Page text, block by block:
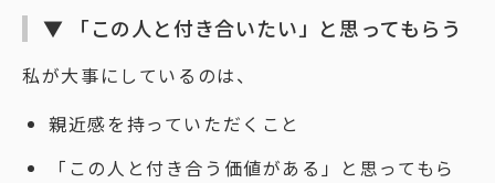
▼ 「この人と付き合いたい」と思ってもらう
私が大事にしているのは、
親近感を持っていただくこと
「この人と付き合う価値がある」と思ってもら